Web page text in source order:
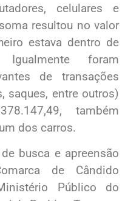
celulares e
resultou no valor
estava dentro de
foram
de transações
saques, entre outros)
também
dos carros.
busca e apreensão
de Cândido
Público do